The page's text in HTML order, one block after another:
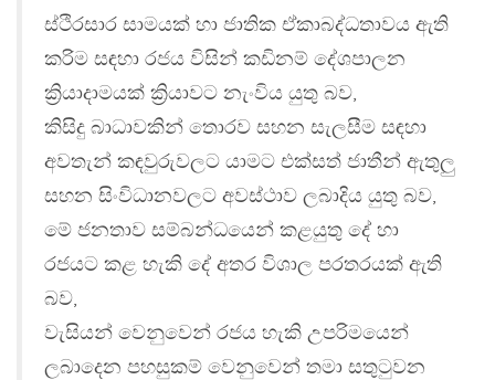
ස්ථිරසාර සාමයක් හා ජාතික ඒකාබද්ධතාවය ඇති
කරිම සඳහා රජය විසින් කඩිනම් දේශපාලන
ක්‍රියාදාමයක් ක්‍රියාවට නැංවිය යුතු බව,
කිසිදු බාධාවකින් තොරව සහන සැලසීම සඳහා
අවතැන් කඳවුරුවලට යාමට එක්සත් ජාතීන් ඇතුලු
සහන සිංවිධානවලට අවස්ථාව ලබාදිය යුතු බව,
මේ ජනතාව සම්බන්ධයෙන් කළයුතු දේ හා
රජයට කළ හැකි දේ අතර විශාල පරතරයක් ඇති
බව,
වැසියන් වෙනුවෙන් රජය හැකි උපරිමයෙන්
ලබාදෙන පහසුකම් වෙනුවෙන් තමා සතුටුවන